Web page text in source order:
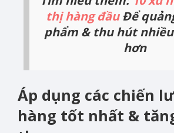
thị hàng đầu Để
phẩm & thu hút
hơn
Áp dụng các chiến
hàng tốt nhất &